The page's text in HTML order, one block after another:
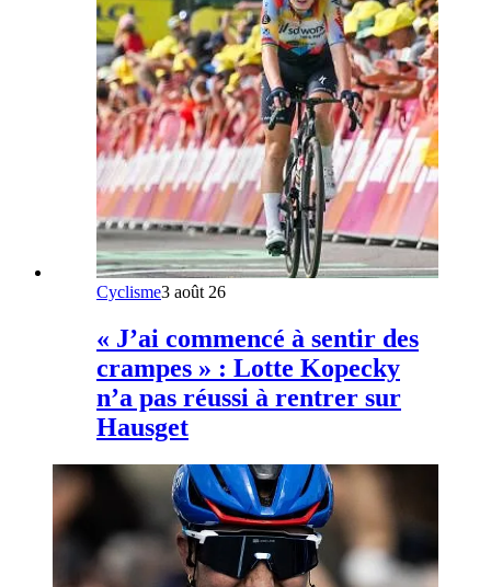
Cyclisme3 août 26
« J’ai commencé à sentir des
crampes » : Lotte Kopecky
n’a pas réussi à rentrer sur
Hausget